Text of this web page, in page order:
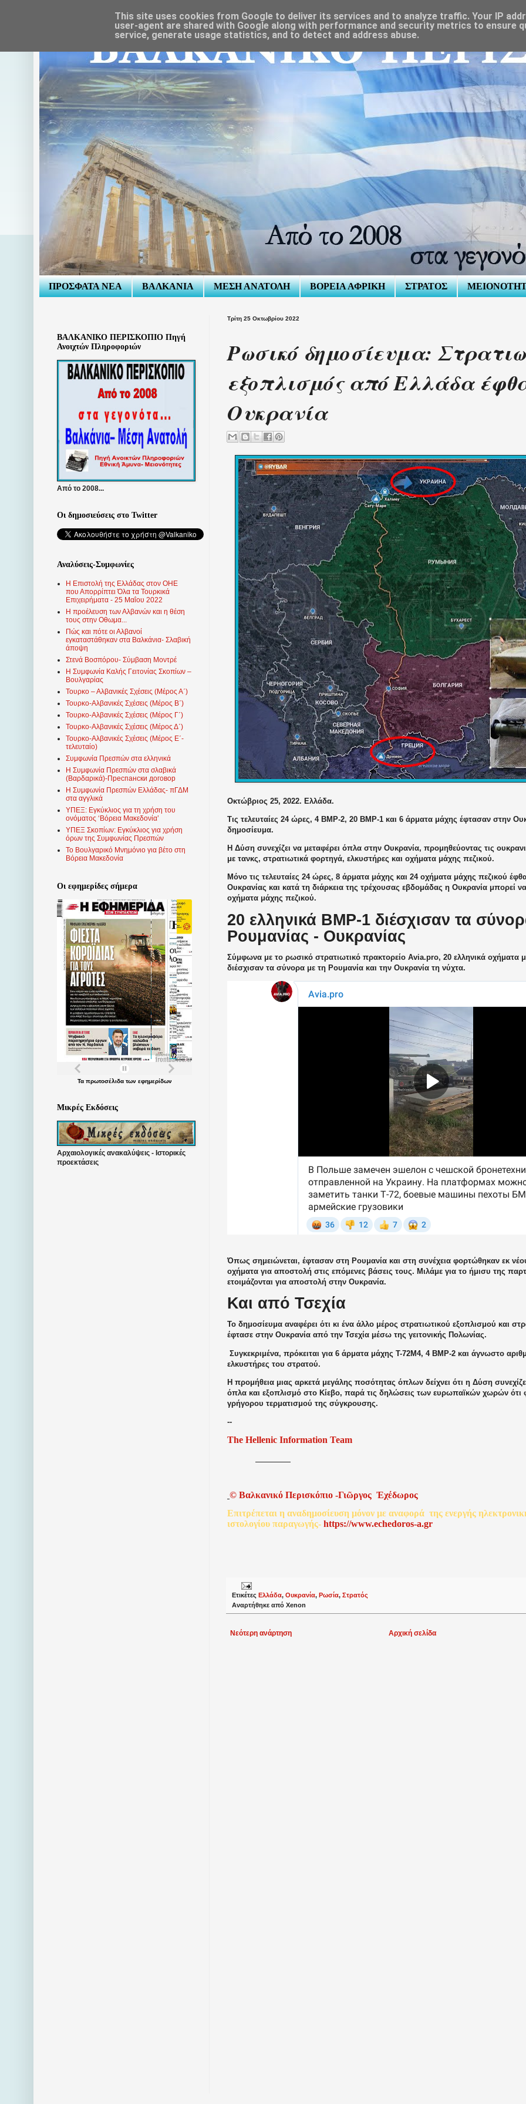
ΠΡΟΣΦΑΤΑ ΝΕΑ ΒΑΛΚΑΝΙΑ ΜΕΣΗ ΑΝΑΤΟΛΗ ΒΟΡΕΙΑ ΑΦΡΙΚΗ ΣΤΡΑΤΟΣ
Τρίτη 25 Οκτωβρίου 2022
Ρωσικό δημοσίευμα:
εξοπλισμός από Ελλάδα
Ουκρανία
Οκτώβριος 25, 2022. Ελλάδα.
Τις τελευταίες 24 ώρες, 4 BMP-2, 20 BMP-1 και 6 άρματα μάχης έφτασαν στην
δημοσίευμα.
Η Δύση συνεχίζει να μεταφέρει όπλα στην Ουκρανία, προμηθεύοντας τις
με τανκς, στρατιωτικά φορτηγά, ελκυστήρες και οχήματα μάχης πεζικού.
Μόνο τις τελευταίες 24 ώρες, 8 άρματα μάχης και 24 οχήματα μάχης πεζικού
Ουκρανίας και κατά τη διάρκεια της τρέχουσας εβδομάδας η Ουκρανία μπορεί
οχήματα μάχης πεζικού.
20 ελληνικά BMP-1 διέσχισαν τα
Ρουμανίας - Ουκρανίας
Σύμφωνα με το ρωσικό στρατιωτικό πρακτορείο Avia.pro, 20 ελληνικά οχήματα
διέσχισαν τα σύνορα με τη Ρουμανία και την Ουκρανία τη νύχτα.
Όπως σημειώνεται, έφτασαν στη Ρουμανία και στη συνέχεια φορτώθηκαν εκ
οχήματα για αποστολή στις επόμενες βάσεις τους. Μιλάμε για το ήμισυ της
ετοιμάζονται για αποστολή στην Ουκρανία.
Και από Τσεχία
Το δημοσίευμα αναφέρει ότι κι ένα άλλο μέρος στρατιωτικού εξοπλισμού και
έφτασε στην Ουκρανία από την Τσεχία μέσω της γειτονικής Πολωνίας.
Συγκεκριμένα, πρόκειται για 6 άρματα μάχης T-72M4, 4 BMP-2 και άγνωστο
ελκυστήρες του στρατού.
Η προμήθεια μιας αρκετά μεγάλης ποσότητας όπλων δείχνει ότι η Δύση
όπλα και εξοπλισμό στο Κίεβο, παρά τις δηλώσεις των ευρωπαϊκών χωρών ότι
γρήγορου τερματισμού της σύγκρουσης.
--
The Hellenic Information Team
© Βαλκανικό Περισκόπιο -Γιῶργος Ἐχέδωρος
Επιτρέπεται η αναδημοσίευση μόνον με αναφορά της ενεργής
ιστολογίου παραγωγής- https://www.echedoros-a.gr
Ετικέτες Ελλάδα, Ουκρανία, Ρωσία, Στρατός
Αναρτήθηκε από Xenon
Νεότερη ανάρτηση Αρχική σελίδα
ΒΑΛΚΑΝΙΚΟ ΠΕΡΙΣΚΟΠΙΟ Πηγή
Ανοιχτών Πληροφοριών
Από το 2008...
Οι δημοσιεύσεις στο Twitter
Αναλύσεις-Συμφωνίες
Η Επιστολή της Ελλάδας στον ΟΗΕ
που Απορρίπτει Όλα τα Τουρκικά
Επιχειρήματα - 25 Μαΐου 2022
Η προέλευση των Αλβανών και η θέση
τους στην Οθωμα...
Πώς και πότε οι Αλβανοί
εγκαταστάθηκαν στα Βαλκάνια- Σλαβική
άποψη
Στενά Βοσπόρου- Σύμβαση Μοντρέ
Η Συμφωνία Καλής Γειτονίας Σκοπίων –
Βουλγαρίας
Τουρκο – Αλβανικές Σχέσεις (Mέρος Α΄)
Τουρκο-Αλβανικές Σχέσεις (Μέρος Β΄)
Τουρκο-Αλβανικές Σχέσεις (Μέρος Γ΄)
Τουρκο-Αλβανικές Σχέσεις (Μέρος Δ΄)
Τουρκο-Αλβανικές Σχέσεις (Μέρος Ε΄-
τελευταίο)
Συμφωνία Πρεσπών στα ελληνικά
Η Συμφωνία Πρεσπών στα σλαβικά
(Βαρδαρικά)-Преспански договор
Η Συμφωνία Πρεσπών Ελλάδας- πΓΔΜ
στα αγγλικά
ΥΠΕΞ: Εγκύκλιος για τη χρήση του
ονόματος ‘Βόρεια Μακεδονία’
ΥΠΕΞ Σκοπίων: Εγκύκλιος για χρήση
όρων της Συμφωνίας Πρεσπών
Το Βουλγαρικό Μνημόνιο για βέτο στη
Βόρεια Μακεδονία
Οι εφημερίδες σήμερα
Τα πρωτοσέλιδατων εφημερίδων
Μικρές Εκδόσεις
Αρχαιολογικές ανακαλύψεις - Ιστορικές
προεκτάσεις
This site uses cookies from Google to deliver its services and to analyze traffic. Your IP
user-agent are shared with Google along with performance and security metrics to ensure
service, generate usage statistics, and to detect and address abuse.